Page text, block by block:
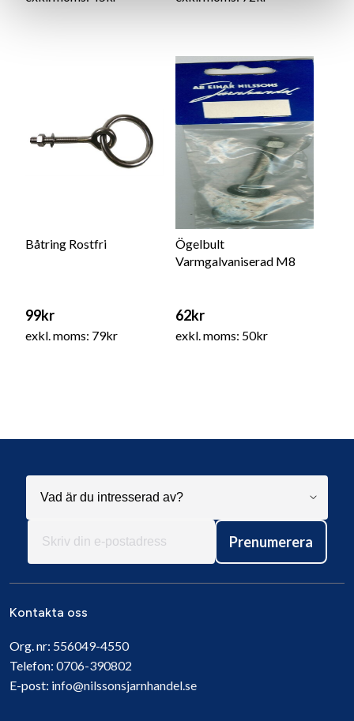
Båtring Rostfri
99kr
exkl. moms: 79kr
Ögelbult
Varmgalvaniserad M8
62kr
exkl. moms: 50kr
Prenumerera
Kontakta oss
Org. nr: 556049-4550
Telefon: 0706-390802
E-post: info@nilssonsjarnhandel.se